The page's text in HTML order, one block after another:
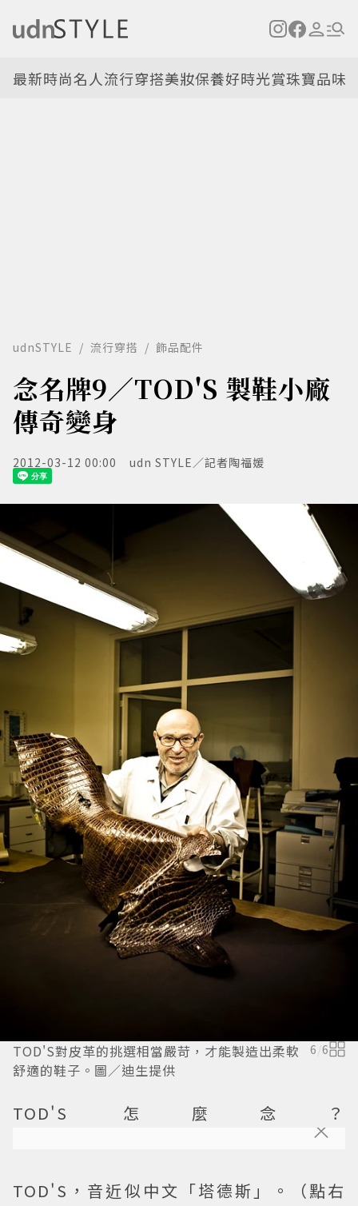
最新時尚名人流行穿搭美妝保養好時光賞珠寶品味
udnSTYLE 流行穿搭 飾品配件
念名牌9／TOD'S 製鞋小廠
傳奇變身
2012-03-12 00:00 udn STYLE／記者陶福媛
TOD'S對皮革的挑選相當嚴苛，才能製造出柔軟
舒適的鞋子。圖／迪生提供
6/6
TOD'S 怎麼念？
TOD'S，音近似中文「塔德斯」。
（點右